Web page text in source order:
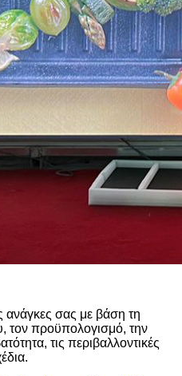
ανάγκες σας με βάση τη
τον προϋπολογισμό, την
τις περιβαλλοντικές